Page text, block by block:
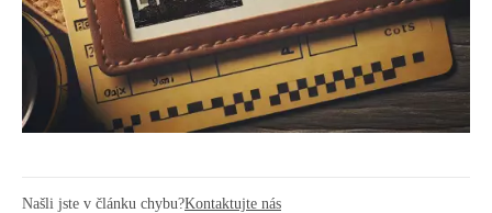
Našli jste v článku chybu?Kontaktujte nás